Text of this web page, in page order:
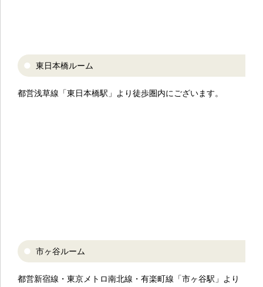
東日本橋ルーム
都営浅草線「東日本橋駅」より徒歩圏内にございます。
市ヶ谷ルーム
都営新宿線・東京メトロ南北線・有楽町線「市ヶ谷駅」より